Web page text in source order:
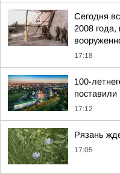
Сегодня
2008 года,
17:18
100-
17:12
Рязань
17:05